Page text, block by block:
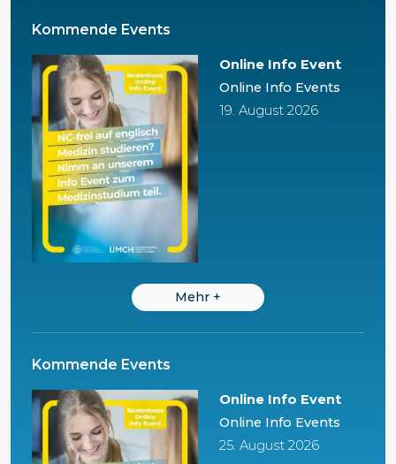
Kommende Events
Online Info Event
Online Info Events
19. August 2026
Mehr +
Kommende Events
Online Info Event
Online Info Events
25. August 2026